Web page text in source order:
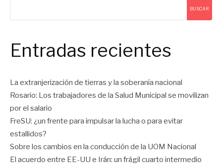
BUSCAR
Entradas recientes
La extranjerización de tierras y la soberanía nacional
Rosario: Los trabajadores de la Salud Municipal se movilizan
por el salario
FreSU: ¿un frente para impulsar la lucha o para evitar
estallidos?
Sobre los cambios en la conducción de la UOM Nacional
El acuerdo entre EE-UU e Irán: un frágil cuarto intermedio